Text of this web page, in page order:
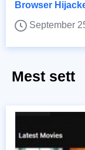
Browser
September
Mest sett